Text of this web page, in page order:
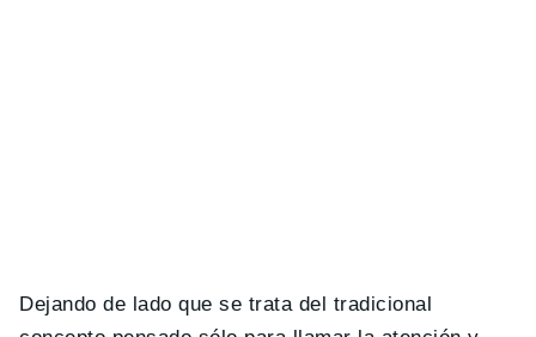
Dejando de lado que se trata del tradicional